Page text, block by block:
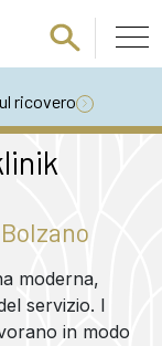
ricovero
moderna,
servizio. I
in modo